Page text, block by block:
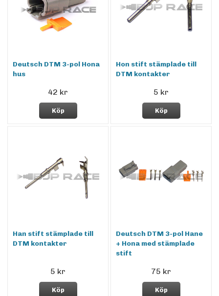
Deutsch DTM 3-pol Hona
hus
42 kr
Köp
Hon stift stämplade till
DTM kontakter
5 kr
Köp
Han stift stämplade till
DTM kontakter
5 kr
Köp
Deutsch DTM 3-pol Hane
+ Hona med stämplade
stift
75 kr
Köp